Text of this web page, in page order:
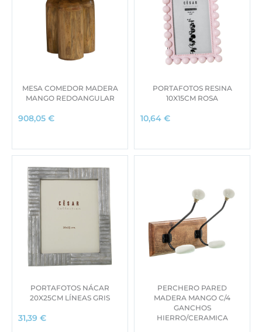
MESA COMEDOR MADERA
MANGO REDOANGULAR
908,05 €
PORTAFOTOS RESINA
10X15CM ROSA
10,64 €
PORTAFOTOS NÁCAR
20X25CM LÍNEAS GRIS
31,39 €
PERCHERO PARED
MADERA MANGO C/4
GANCHOS
HIERRO/CERAMICA